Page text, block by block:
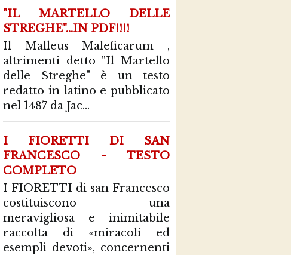
"IL MARTELLO DELLE
STREGHE"...IN PDF!!!!
Il Malleus Maleficarum ,
altrimenti detto "Il Martello
delle Streghe" è un testo
redatto in latino e pubblicato
nel 1487 da Jac...
I FIORETTI DI SAN
FRANCESCO - TESTO
COMPLETO
I FIORETTI di san Francesco
costituiscono una
meravigliosa e inimitabile
raccolta di «miracoli ed
esempli devoti», concernenti